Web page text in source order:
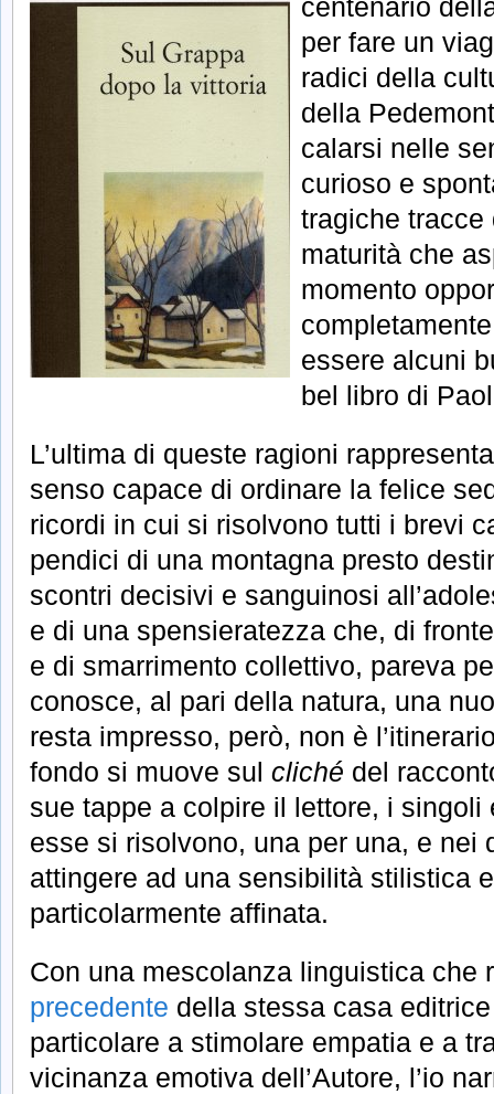
centenario
per fare un
radici della
della
calarsi nelle
curioso e
tragiche
maturità che
momento
essere alcuni
bel libro di
L’ultima di queste ragioni
senso capace di ordinare la felice
ricordi in cui si risolvono tutti i brevi
pendici di una montagna presto
scontri decisivi e sanguinosi
e di una spensieratezza che, di
e di smarrimento collettivo, pareva
conosce, al pari della natura, una
resta impresso, però, non è
fondo si muove sul cliché del
sue tappe a colpire il lettore, i
esse si risolvono, una per una, e nei
attingere ad una sensibilità stilistica
particolarmente affinata.
Con una mescolanza linguistica che
precedente della stessa casa
particolare a stimolare empatia e a
vicinanza emotiva dell’Autore, l’io